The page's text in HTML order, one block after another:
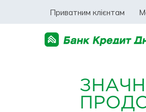
Приватним клієнтам